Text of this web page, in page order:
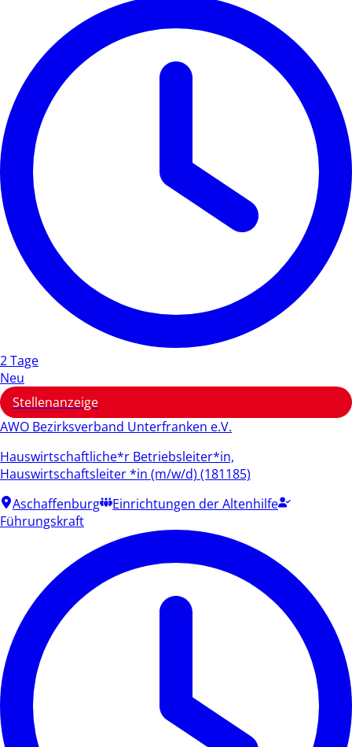
2 Tage
Neu
Stellenanzeige
AWO Bezirksverband Unterfranken e.V.
Hauswirtschaftliche*r Betriebsleiter*in,
Hauswirtschaftsleiter *in (m/w/d) (181185)
Aschaffenburg
Einrichtungen der Altenhilfe
Führungskraft